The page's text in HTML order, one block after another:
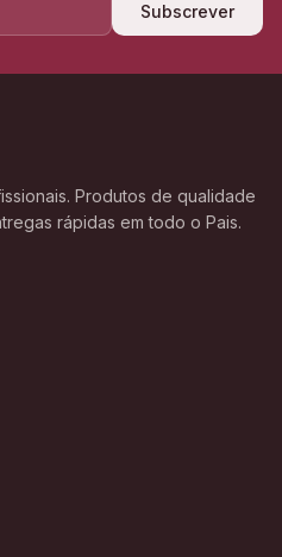
Subscrever
Produtos de qualidade
rápidas em todo o Pais.